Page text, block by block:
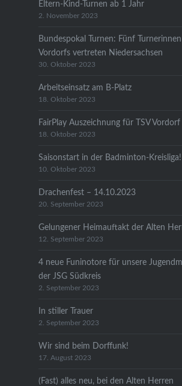
Eltern-Kind-Turnen ab 1 Jahr
2. November 2023
Bundespokal Turnen: Fünf
Vordorfs vertreten Niedersachsen
30. Oktober 2023
Arbeitseinsatz am B-Platz
18. Oktober 2023
FairPlay Auszeichnung für TSV Vordorf
18. Oktober 2023
Saisonstart in der Badminton-Kreisliga!
10. Oktober 2023
Drachenfest – 14.10.2023
20. September 2023
Gelungener Heimauftakt der Alten
12. September 2023
4 neue Funinotore für unsere
der JSG Südkreis
2. September 2023
In stiller Trauer
2. September 2023
Wir sind beim Dorffunk!
17. August 2023
(Fast) alles neu, bei den Alten Herren